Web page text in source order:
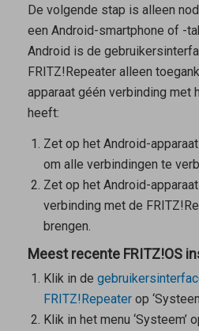
De volgende stap is alleen
een Android-smartphone of -
Android is de
FRITZ!Repeater alleen
apparaat géén verbinding met
heeft:
Zet op het Android-
om alle verbindingen te
Zet op het Android-
verbinding met de
brengen.
Meest recente FRITZ!OS
Klik in de
FRITZ!Repeaterop
Klik in het menu ‘Systeem’